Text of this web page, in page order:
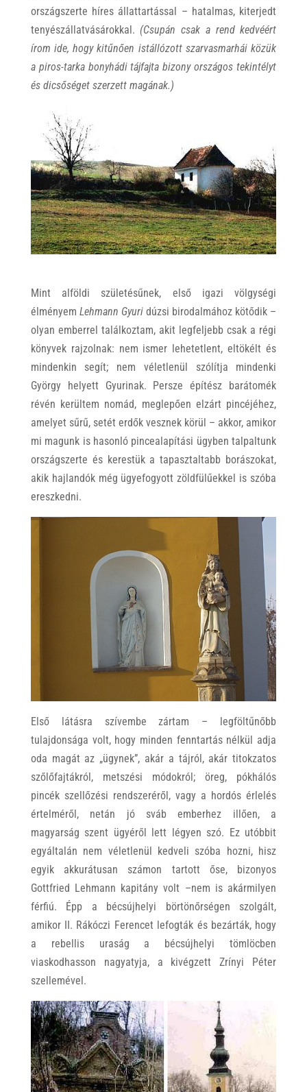
országszerte híres állattartással – hatalmas, kiterjedt
tenyészállatvásárokkal. (Csupán csak a rend kedvéért
írom ide, hogy kitűnően istállózott szarvasmarhái közük
a piros-tarka bonyhádi tájfajta bizony országos tekintélyt
és dicsőséget szerzett magának.)
Mint alföldi születésűnek, első igazi völgységi
élményem Lehmann Gyuridúzsi birodalmához kötődik –
olyan emberrel találkoztam, akit legfeljebb csak a régi
könyvek rajzolnak: nem ismer lehetetlent, eltökélt és
mindenkin segít; nem véletlenül szólítja mindenki
György helyett Gyurinak. Persze építész barátomék
révén kerültem nomád, meglepően elzárt pincéjéhez,
amelyet sűrű, setét erdők vesznek körül – akkor, amikor
mi magunk is hasonló pincealapítási ügyben talpaltunk
országszerte és kerestük a tapasztaltabb borászokat,
akik hajlandók még ügyefogyott zöldfülűekkel is szóba
ereszkedni.
Első látásra szívembe zártam – legföltűnőbb
tulajdonsága volt, hogy minden fenntartás nélkül adja
oda magát az „ügynek”, akár a tájról, akár titokzatos
szőlőfajtákról, metszési módokról; öreg, pókhálós
pincék szellőzési rendszeréről, vagy a hordós érlelés
értelméről, netán jó sváb emberhez illően, a
magyarság szent ügyéről lett légyen szó. Ez utóbbit
egyáltalán nem véletlenül kedveli szóba hozni, hisz
egyik akkurátusan számon tartott őse, bizonyos
Gottfried Lehmann kapitány volt –nem is akármilyen
férfiú. Épp a bécsújhelyi börtönőrségen szolgált,
amikor II. Rákóczi Ferencet lefogták és bezárták, hogy
a rebellis uraság a bécsújhelyi tömlöcben
viaskodhasson nagyatyja, a kivégzett Zrínyi Péter
szellemével.